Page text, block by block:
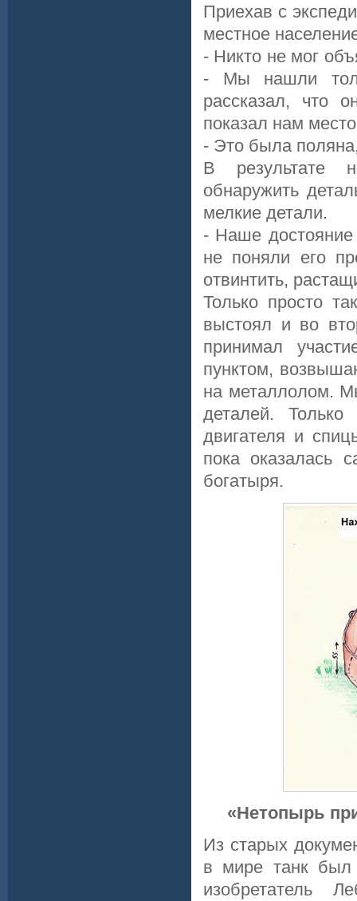
Приехав с
местное
- Никто не мог
- Мы нашли
рассказал, что
показал нам
- Это была
В результате
обнаружить
мелкие детали.
- Наше достояние
не поняли его
отвинтить,
Только просто
выстоял и во
принимал
пунктом,
на металлолом.
деталей.
двигателя и
пока оказалась
богатыря.
«Нетопырь
Из старых
в мире танк был
изобретатель